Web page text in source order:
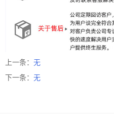
上一条： 无
下一条： 无